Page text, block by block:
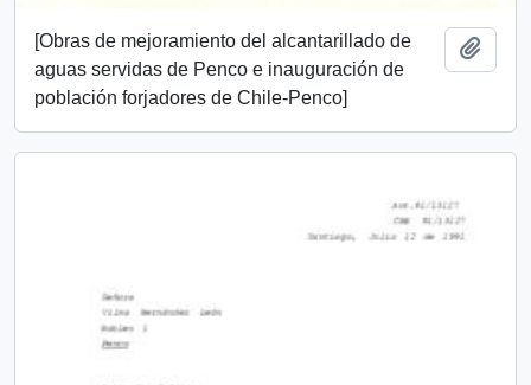
[Obras de mejoramiento del alcantarillado de
aguas servidas de Penco e inauguración de
población forjadores de Chile-Penco]